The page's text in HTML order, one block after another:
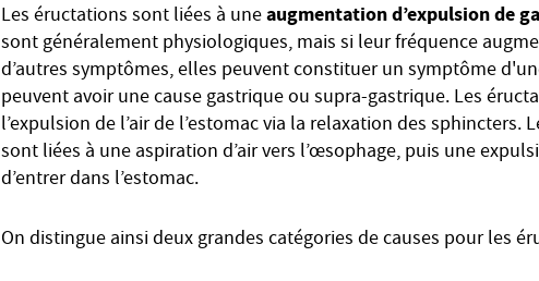
Les éructations sont liées à uneaugmentation d’expulsion de
sont généralement physiologiques, mais si leur fréquence
d’autres symptômes, elles peuvent constituer un symptôme
peuvent avoir une cause gastrique ou supra-gastrique. Les
l’expulsion de l’air de l’estomac via la relaxation des
sont liées à une aspiration d’air vers l’œsophage, puis une
d’entrer dans l’estomac.
On distingue ainsi deux grandes catégories de causes pour les